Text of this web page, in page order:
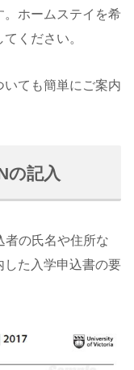
ホームステイを希
ください。
いても簡単にご案内
の記入
者の氏名や住所な
した入学申込書の要